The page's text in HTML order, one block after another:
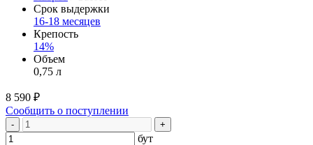
Срок выдержки
16-18 месяцев
Крепость
14%
Объем
0,75 л
8 590 ₽
Сообщить о поступлении
- +
бут